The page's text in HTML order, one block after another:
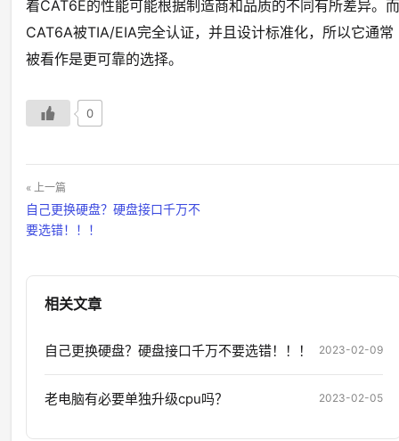
着CAT6E的性能可能根据制造商和品质的不同有所差异。而
CAT6A被TIA/EIA完全认证，并且设计标准化，所以它通常
被看作是更可靠的选择。
0
« 上一篇
自己更换硬盘？硬盘接口千万不
要选错！！！
相关文章
自己更换硬盘？硬盘接口千万不要选错！！！ 2023-02-09
老电脑有必要单独升级cpu吗？ 2023-02-05